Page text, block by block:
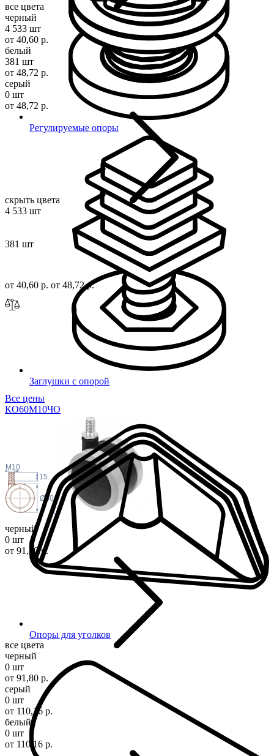
Регулируемые опоры
Заглушки с опорой
Опоры для уголков
все цвета
черный
4 533 шт
от 40,60 р.
белый
381 шт
от 48,72 р.
серый
0 шт
от 48,72 р.
скрыть цвета
4 533 шт
381 шт
от 40,60 р. от 48,72 р.
Все цены
КО60М10ЧО
M10
Ø60
15
черный
0 шт
от 91,80 р.
все цвета
черный
0 шт
от 91,80 р.
серый
0 шт
от 110,16 р.
белый
0 шт
от 110,16 р.